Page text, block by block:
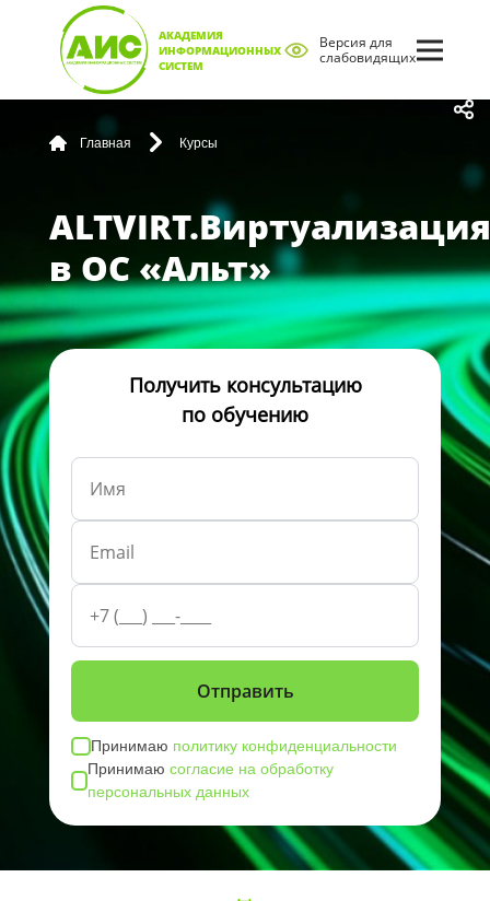
АКАДЕМИЯ
ИНФОРМАЦИОННЫХ
СИСТЕМ
Версия для
слабовидящих
Главная Курсы
ALTVIRT.Виртуализация
в ОС «Альт»
Получить консультацию
по обучению
Принимаю политику конфиденциальности
Принимаюсогласие на обработку
персональных данных